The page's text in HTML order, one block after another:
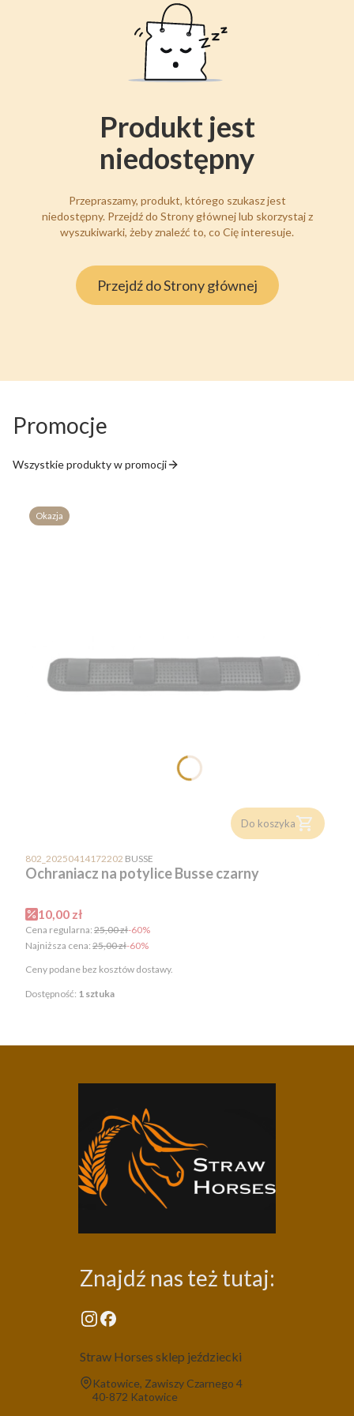
Produkt jest
niedostępny
Przepraszamy, produkt, którego szukasz jest
niedostępny. Przejdź do Strony głównej lub skorzystaj z
wyszukiwarki, żeby znaleźć to, co Cię interesuje.
Przejdź do Strony głównej
Promocje
Wszystkie produkty w promocji
Okazja
Do koszyka
802_20250414172202 PRODUCENT
BUSSE
Ochraniacz na potylice Busse czarny
Cena promocyjna
10,00 zł
Cena regularna: 25,00 zł-60%
Najniższa cena: 25,00 zł-60%
Ceny podane bez kosztów dostawy.
Dostępność: 1 sztuka
Znajdź nas też tutaj:
Straw Horses sklep jeździecki
Adres:
Katowice, Zawiszy Czarnego 4
40-872 Katowice